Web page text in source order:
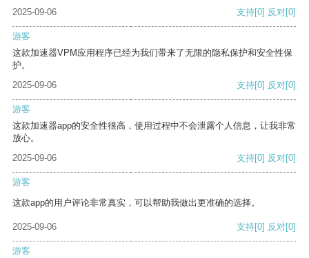
2025-09-06
支持[0] 反对[0]
游客
这款加速器VPM应用程序已经为我们带来了无限的隐私保护和安全性保
护。
2025-09-06
支持[0] 反对[0]
游客
这款加速器app的安全性很高，使用过程中不会泄露个人信息，让我非常
放心。
2025-09-06
支持[0] 反对[0]
游客
这款app的用户评论非常真实，可以帮助我做出更准确的选择。
2025-09-06 支持[0] 反对[0]
游客